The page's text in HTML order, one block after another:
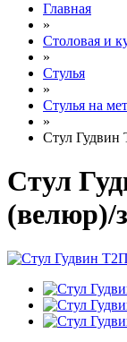
Главная
»
Столовая и
»
Стулья
»
Стулья на
»
Стул Гудвин
Стул
(велюр)/